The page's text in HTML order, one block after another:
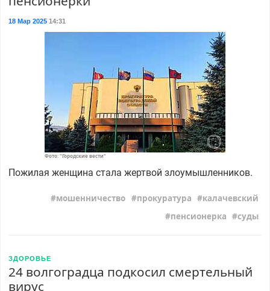
18 Мар 202514:31
Фото: "Городские вести"
Пожилая женщина стала жертвой злоумышленников.
мошенничество прокуратура
калачевский
пенсионерка
суды
ЗДОРОВЬЕ
24 волгоградца подкосил смертельный
вирус